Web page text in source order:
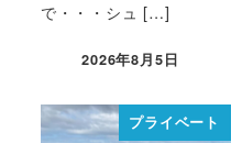
で・・・シュ […]
2026年8月5日
プライベート